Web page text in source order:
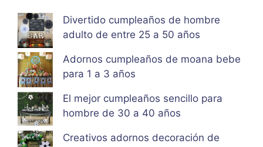
Divertido cumpleaños de hombre
adulto de entre 25 a 50 años
Adornos cumpleaños de moana bebe
para 1 a 3 años
El mejor cumpleaños sencillo para
hombre de 30 a 40 años
Creativos adornos decoración de